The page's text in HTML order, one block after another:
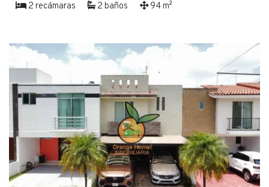
2 recámaras 2 baños 94 m²